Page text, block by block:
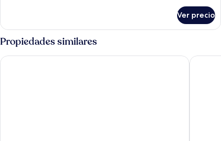
smoking
Room
smoking
Ver precio
Propiedades similares
Pharos Hvar Bayhill Hotel Amfora